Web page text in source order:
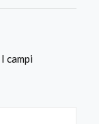
I campi